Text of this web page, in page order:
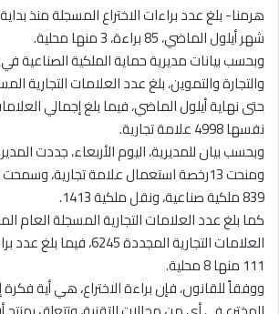
هرمنا- بلغ عدد براءات الاختراع المسجلة منذ
شهر أيلول الماضي، 85 براءة، 3 منها محلية.
وبحسب بيانات مديرية حماية الملكية الصناعية
حتى نهاية أيلول الماضي، فيما بلغ إجمالي
نفسها 4998 علامة تجارية.
ومنحت 13رخصة استعمال علامة تجارية،
839 ملكية صناعية، ونقل ملكية 1413.
العلامات التجارية المجددة
111 منها 8 محلية.
ووفقاً للقانون، فإن براءة الاختراع، هي أية فكرة